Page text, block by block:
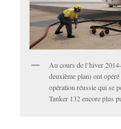
Au cours de l’hiver
deuxième plan) ont
opération réussie qui se
Tanker 132 encore plus